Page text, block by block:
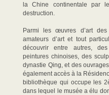
la Chine continentale par
destruction.
Parmi les œuvres d’art
amateurs d’art et tout
découvrir entre autres,
peintures chinoises, des
dynastie Qing, et des
également accès à la
bibliothèque qui occupe les
dans lequel le musée a élu